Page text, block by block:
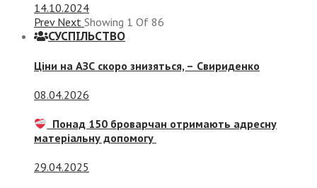
14.10.2024
Prev Next Showing 1 Of 86
СУСПIЛЬСТВО
Ціни на АЗС скоро знизяться, – Свириденко
08.04.2026
Понад 150 броварчан отримають адресну
матеріальну допомогу
29.04.2025